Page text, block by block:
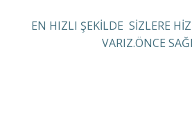
EN HIZLI ŞEKİLDE SİZLERE
VARIZ.ÖNCE